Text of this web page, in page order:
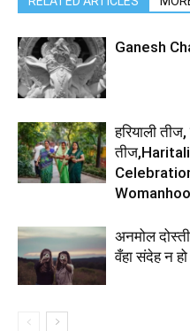
Ganesh
हरियाली
अनमोल
वँहा संदेह न हो